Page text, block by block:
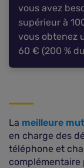
vous avez
supérieur à
vous obtenez
60 € (200 %
La meilleure
en charge des
téléphone et
complémentaire